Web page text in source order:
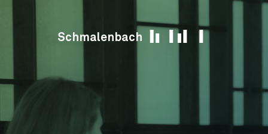
Schmalenbach